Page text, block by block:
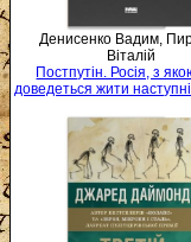
Денисенко Вадим,
Віталій
Постпутін. Росія, з
доведеться жити